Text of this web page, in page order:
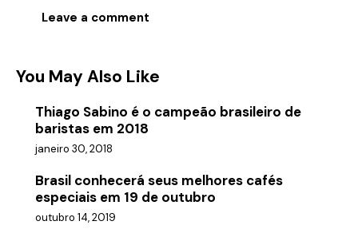
You May Also Like
Thiago Sabino é o campeão brasileiro de
baristas em 2018
janeiro 30, 2018
Brasil conhecerá seus melhores cafés
especiais em 19 de outubro
outubro 14, 2019